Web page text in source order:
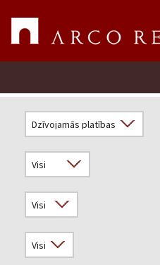
Novērtēt īpašumu
Uzņēmums
Pakalpojumi